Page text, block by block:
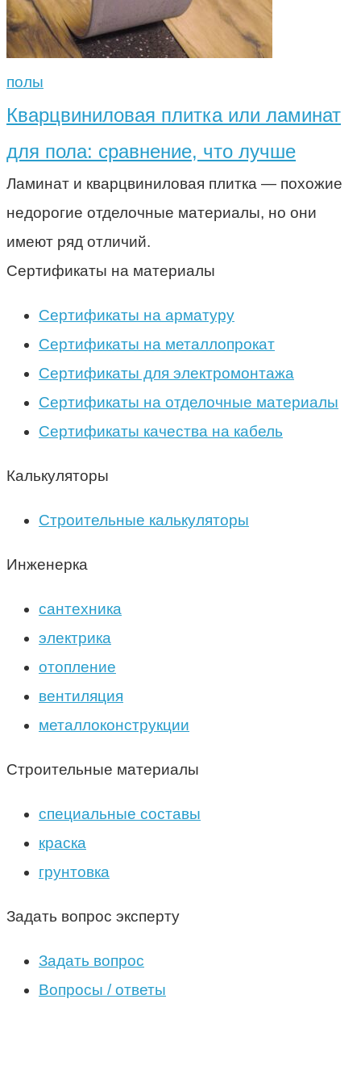
полы
Кварцвиниловая плитка или ламинат
для пола: сравнение, что лучше
Ламинат и кварцвиниловая плитка — похожие
недорогие отделочные материалы, но они
имеют ряд отличий.
Сертификаты на материалы
Сертификаты на арматуру
Сертификаты на металлопрокат
Сертификаты для электромонтажа
Сертификаты на отделочные материалы
Сертификаты качества на кабель
Калькуляторы
Строительные калькуляторы
Инженерка
сантехника
электрика
отопление
вентиляция
металлоконструкции
Строительные материалы
специальные составы
краска
грунтовка
Задать вопрос эксперту
Задать вопрос
Вопросы / ответы